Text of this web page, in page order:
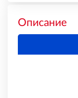
Описание